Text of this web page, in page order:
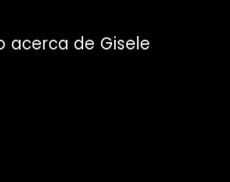
acerca de Gisele